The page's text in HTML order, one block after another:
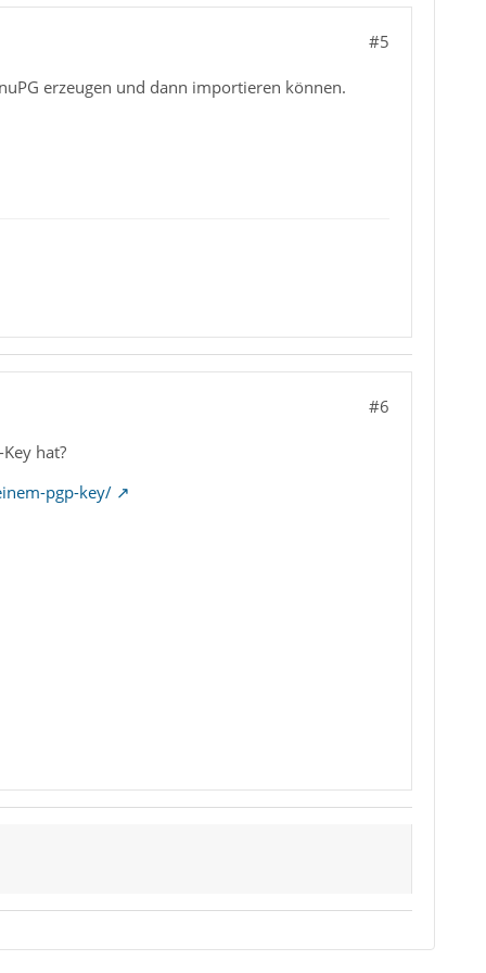
#5
erzeugen und dann importieren können.
#6
hat?
pgp-key/